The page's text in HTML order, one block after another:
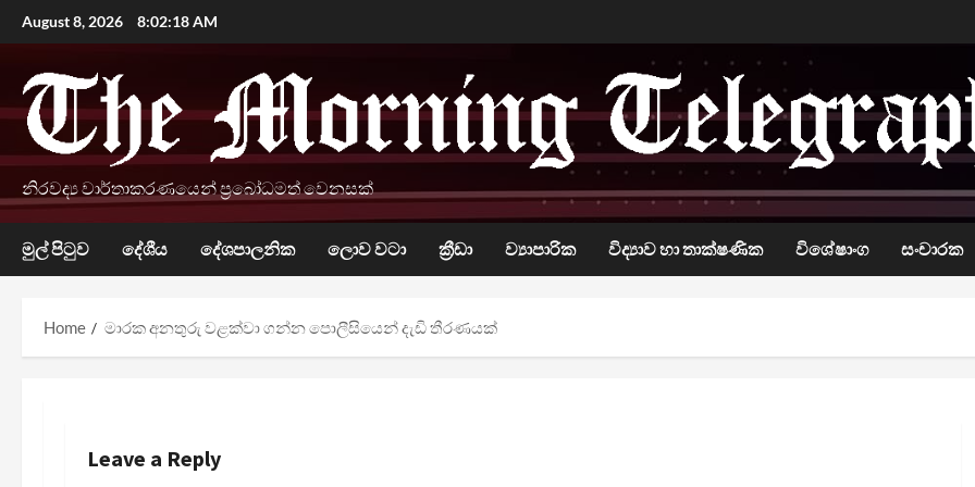
Skip
to
content
August 8, 2026 8:02:19 AM
නිරවද්‍ය වාර්තාකරණයෙන් ප්‍රබෝධමත් වෙනසක්
මුල් පිටුව දේශීය දේශපාලනික ලොව වටා ක්‍රීඩා ව්‍යාපාරික විද්‍යාව හා තාක්ෂණික විශේෂාංග සංචාරක
Home මාරක අනතුරු වළක්වා ගන්න පොලීසියෙන් දැඩි තීරණයක්
Leave a Reply